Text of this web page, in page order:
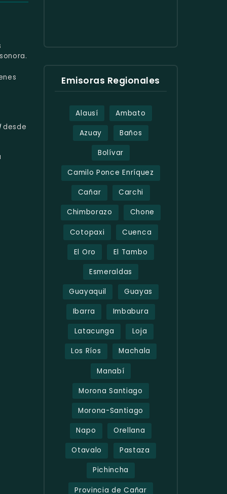
desde
Emisoras Regionales
Alausí Ambato
Azuay Baños
Bolívar
Camilo Ponce Enríquez
Cañar Carchi
Chimborazo Chone
Cotopaxi Cuenca
El Oro El Tambo
Esmeraldas
Guayaquil Guayas
Ibarra Imbabura
Latacunga Loja
Los Ríos Machala
Manabí
Morona Santiago
Morona-Santiago
Napo Orellana
Otavalo Pastaza
Pichincha
Provincia de Cañar